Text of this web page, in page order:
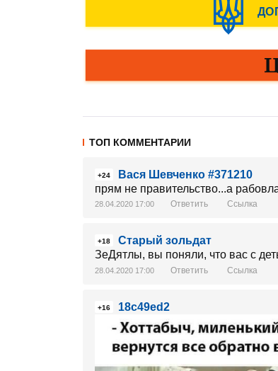
ТОП КОММЕНТАРИИ
+24
Вася Шевченко #371210
прям не правительство...а
28.04.2020 17:00 Ответить Ссылка
+18
Старый зольдат
ЗеДятлы, вы поняли, что вас с
28.04.2020 17:00 Ответить Ссылка
+16 18c49ed2